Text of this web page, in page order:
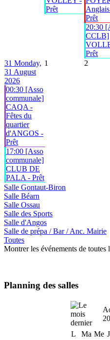
Prêt
Prêt
20:30
CCLB]
Prêt
31 Monday,
31 August
2026
00:30 [Asso
communale]
CAQA -
Fêtes du
quartier
d'ANGOS -
Prêt
17:00 [Asso
communale]
CLUB DE
PALA - Prêt
1 2
Salle Gontaut-Biron
Salle Béarn
Salle Ossau
Salle des Sports
Salle d'Angos
Salle de prépa / Bar / Anc. Mairie
Toutes
Montrer les événements de toutes
Planning des salles
L
Ma Me J